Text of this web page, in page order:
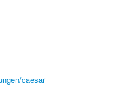
caesar